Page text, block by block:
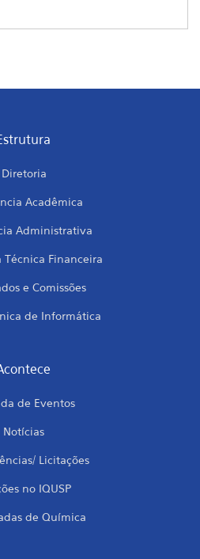
Diretoria
Acadêmica
Administrativa
Técnica Financeira
e Comissões
de Informática
de Eventos
Notícias
Licitações
no IQUSP
de Química